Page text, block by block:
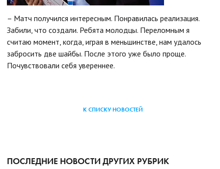
– Матч получился интересным. Понравилась реализация.
Забили, что создали. Ребята молодцы. Переломным я
считаю момент, когда, играя в меньшинстве, нам удалось
забросить две шайбы. После этого уже было проще.
Почувствовали себя увереннее.
К СПИСКУ НОВОСТЕЙ
ПОСЛЕДНИЕ НОВОСТИ ДРУГИХ РУБРИК